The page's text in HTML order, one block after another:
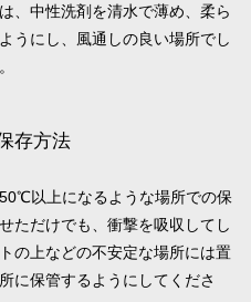
、中性洗剤を清水で薄め、柔ら
うにし、風通しの良い場所でし
存方法
以上になるような場所での保
ただけでも、衝撃を吸収してし
の上などの不安定な場所には置
に保管するようにしてくださ